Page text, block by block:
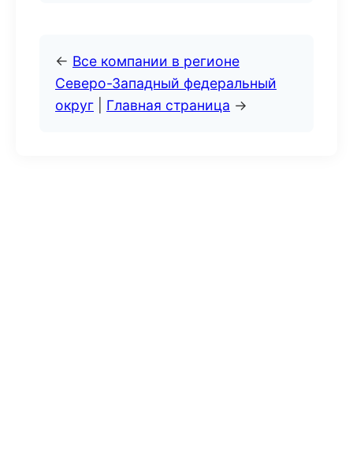
← Все компании в регионе
Северо-Западный федеральный
округ
Главная страница →